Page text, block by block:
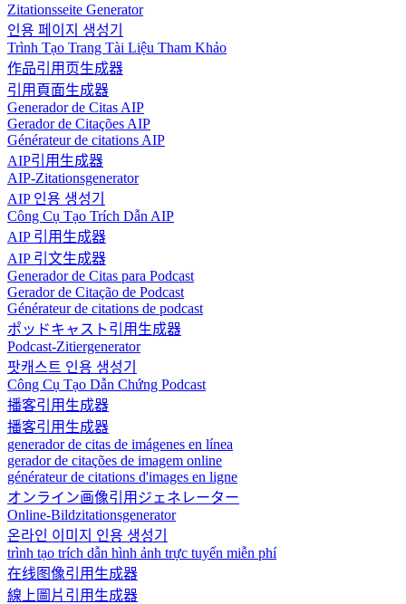
Zitationsseite Generator
인용 페이지 생성기
Trình Tạo Trang Tài Liệu Tham Khảo
作品引用页生成器
引用頁面生成器
Generador de Citas AIP
Gerador de Citações AIP
Générateur de citations AIP
AIP引用生成器
AIP-Zitationsgenerator
AIP 인용 생성기
Công Cụ Tạo Trích Dẫn AIP
AIP 引用生成器
AIP 引文生成器
Generador de Citas para Podcast
Gerador de Citação de Podcast
Générateur de citations de podcast
ポッドキャスト引用生成器
Podcast-Zitiergenerator
팟캐스트 인용 생성기
Công Cụ Tạo Dẫn Chứng Podcast
播客引用生成器
播客引用生成器
generador de citas de imágenes en línea
gerador de citações de imagem online
générateur de citations d'images en ligne
オンライン画像引用ジェネレーター
Online-Bildzitationsgenerator
온라인 이미지 인용 생성기
trình tạo trích dẫn hình ảnh trực tuyến miễn phí
在线图像引用生成器
線上圖片引用生成器